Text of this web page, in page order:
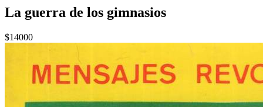
La guerra de los gimnasios
$14000